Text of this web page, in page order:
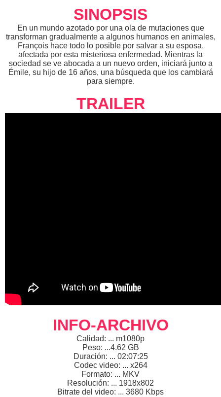
SINOPSIS
En un mundo azotado por una ola de mutaciones que
transforman gradualmente a algunos humanos en animales,
François hace todo lo posible por salvar a su esposa,
afectada por esta misteriosa enfermedad. Mientras la
sociedad se ve abocada a un nuevo orden, iniciará junto a
Émile, su hijo de 16 años, una búsqueda que los cambiará
para siempre.
TRAILER
INFO-ARCHIVO
Calidad: ... m1080p
Peso: ...4.62 GB
Duración: ... 02:07:25
Codec video: ... x264
Formato: ... MKV
Resolución: ... 1918x802
Bitrate del video: ... 3680 Kbps